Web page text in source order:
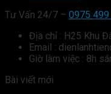
Tư Vấn 24/7 – 0975 499
Địa chỉ : H25 Khu
Email :
Giờ làm việc : 8h
Bài viết mới